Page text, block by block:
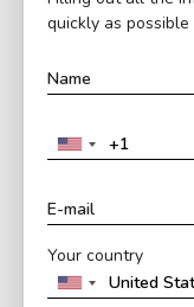
quickly as possible
Your country